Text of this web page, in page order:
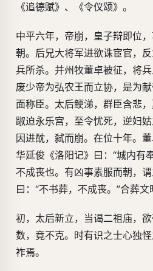
《追德赋》、《令仪颂》。
中平六年，帝崩，皇子辩即位
朝。后兄大将军进欲诛宦官，
兵所杀。并州牧董卓被征，将
废少帝为弘农王而立协，是为
面称臣。太后鲠涕，群臣含悲
踧迫永乐宫，至令忧死，逆妇姑
因进酖，弑而崩。在位十年。董
华延俊《洛阳记》曰：“城内有
不成丧也。有凶事素服而朝，
曰：“不书葬，不成丧。”合葬文
初，太后新立，当谒二祖庙，
数，竟不克。时有识之士心独
祚焉。